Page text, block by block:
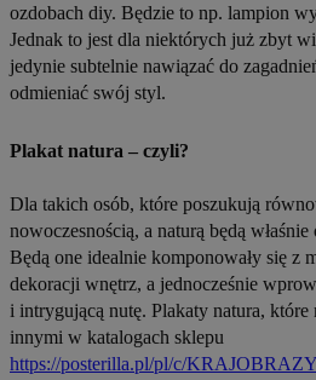
ozdobach diy. Będzie to np. lampion
Jednak to jest dla niektórych już zbyt
jedynie subtelnie nawiązać do
odmieniać swój styl.
Plakat natura – czyli?
Dla takich osób, które poszukują
nowoczesnością, a naturą będą
Będą one idealnie komponowały się z
dekoracji wnętrz, a jednocześnie
i intrygującą nutę. Plakaty natura,
innymi w katalogach sklepu
https://posterilla.pl/pl/c/